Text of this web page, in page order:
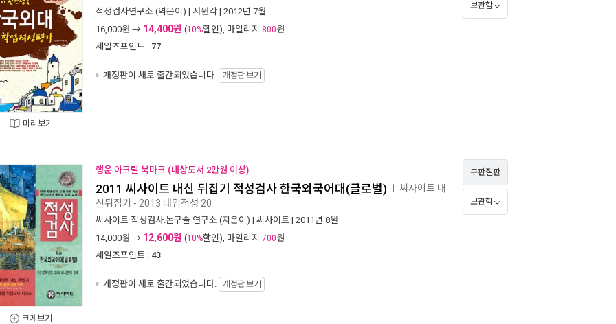
미리보기
적성검사연구소 (엮은이) | 서원각 | 2012년 7월
16,000원 → 14,400원 (10%할인), 마일리지 800원
세일즈포인트 : 77
개정판이 새로 출간되었습니다. 개정판 보기
보관함
크게보기
행운 아크릴 북마크 (대상도서 2만원 이상)
2011 씨사이트 내신 뒤집기 적성검사 한국외국어대(글로벌) 씨사이트 내
신뒤집기 - 2013 대입적성 20
씨사이트 적성검사.논구술 연구소 (지은이) | 씨사이트 | 2011년 8월
14,000원 → 12,600원 (10%할인), 마일리지 700원
세일즈포인트 : 43
개정판이 새로 출간되었습니다. 개정판 보기
구판절판
보관함